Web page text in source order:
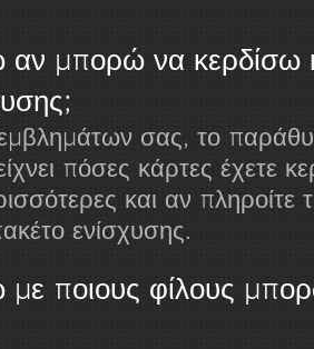
μπορώ να κερδίσω
σας, το
πόσες κάρτες έχετε
και αν πληροίτε
ενίσχυσης.
ποιους φίλους